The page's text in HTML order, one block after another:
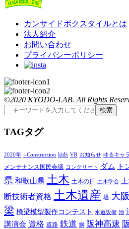
カンサイドボクスタイルとは
法人紹介
お問い合わせ
プライバシーポリシー
©2020 KYODO-LAB. All Rights
TAGタグ
2020年 i-Construction kids VR お知らせ ゆるキャラ
メンテナンス国民会議 コンクリート ダム ト
県 和歌山県 土木 土木の日 土木学会
断技術者資格 土木遺産 堤 大
梁 橋梁模型製作コンテスト 水道設備 池
講演会 資格 道路 鉄道 鋼 阪神高速